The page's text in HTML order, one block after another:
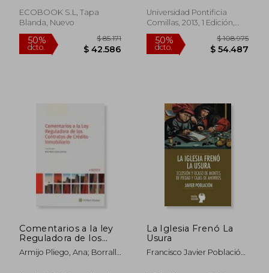
40% 50%
ECOBOOK S.L, Tapa
Blanda, Nuevo
Universidad Pontificia
Comillas, 2013, 1 Edición,
Tapa Blanda, Nuevo
Comentarios a la ley
Reguladora de los
Contratos de Crédito
Inmobiliario
Armijo Pliego, Ana; Borrallo
La Iglesia Frenó La
Usura
Francisco Javier Población